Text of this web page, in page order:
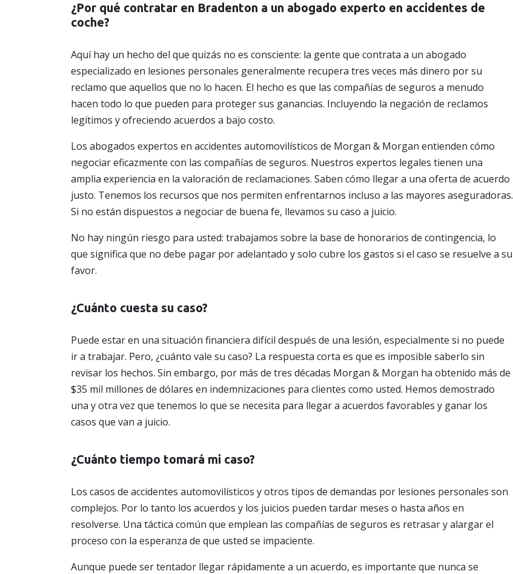
¿Por qué contratar en Bradenton a un abogado experto en accidentes de
coche?
Aquí hay un hecho del que quizás no es consciente: la gente que contrata a un abogado
especializado en lesiones personales generalmente recupera tres veces más dinero por su
reclamo que aquellos que no lo hacen. El hecho es que las compañías de seguros a menudo
hacen todo lo que pueden para proteger sus ganancias. Incluyendo la negación de reclamos
legítimos y ofreciendo acuerdos a bajo costo.
Los abogados expertos en accidentes automovilísticos de Morgan & Morgan entienden cómo
negociar eficazmente con las compañías de seguros. Nuestros expertos legales tienen una
amplia experiencia en la valoración de reclamaciones. Saben cómo llegar a una oferta de acuerdo
justo. Tenemos los recursos que nos permiten enfrentarnos incluso a las mayores aseguradoras.
Si no están dispuestos a negociar de buena fe, llevamos su caso a juicio.
No hay ningún riesgo para usted: trabajamos sobre la base de honorarios de contingencia, lo
que significa que no debe pagar por adelantado y solo cubre los gastos si el caso se resuelve a su
favor.
¿Cuánto cuesta su caso?
Puede estar en una situación financiera difícil después de una lesión, especialmente si no puede
ir a trabajar. Pero, ¿cuánto vale su caso? La respuesta corta es que es imposible saberlo sin
revisar los hechos. Sin embargo, por más de tres décadas Morgan & Morgan ha obtenido más de
$35 mil millones de dólares en indemnizaciones para clientes como usted. Hemos demostrado
una y otra vez que tenemos lo que se necesita para llegar a acuerdos favorables y ganar los
casos que van a juicio.
¿Cuánto tiempo tomará mi caso?
Los casos de accidentes automovilísticos y otros tipos de demandas por lesiones personales son
complejos. Por lo tanto los acuerdos y los juicios pueden tardar meses o hasta años en
resolverse. Una táctica común que emplean las compañías de seguros es retrasar y alargar el
proceso con la esperanza de que usted se impaciente.
Aunque puede ser tentador llegar rápidamente a un acuerdo, es importante que nunca se